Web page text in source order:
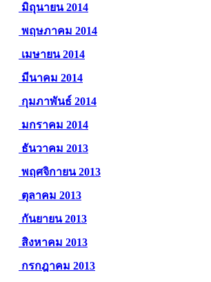
มิถุนายน 2014
พฤษภาคม 2014
เมษายน 2014
มีนาคม 2014
กุมภาพันธ์ 2014
มกราคม 2014
ธันวาคม 2013
พฤศจิกายน 2013
ตุลาคม 2013
กันยายน 2013
สิงหาคม 2013
กรกฎาคม 2013